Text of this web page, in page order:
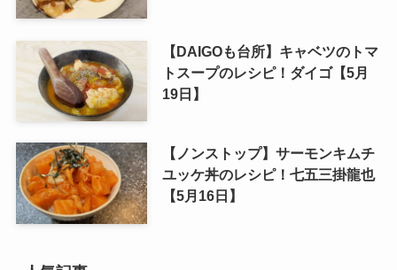
【DAIGOも台所】キャベツのトマ
トスープのレシピ！ダイゴ【5月
19日】
【ノンストップ】サーモンキムチ
ユッケ丼のレシピ！七五三掛龍也
【5月16日】